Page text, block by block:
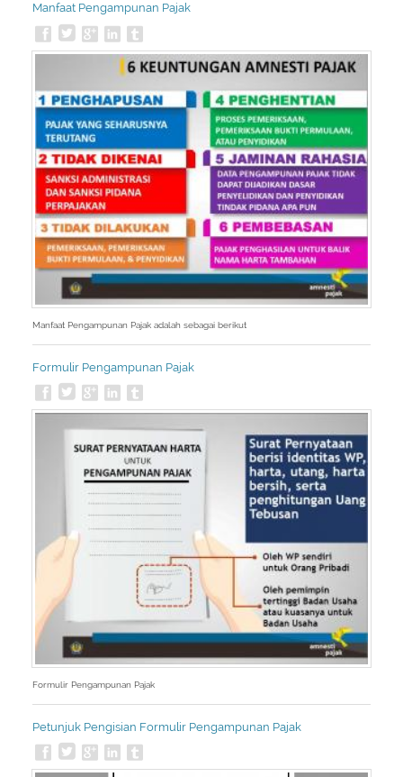
Manfaat Pengampunan Pajak
Manfaat Pengampunan Pajak adalah sebagai berikut
Formulir Pengampunan Pajak
Formulir Pengampunan Pajak
Petunjuk Pengisian Formulir Pengampunan Pajak